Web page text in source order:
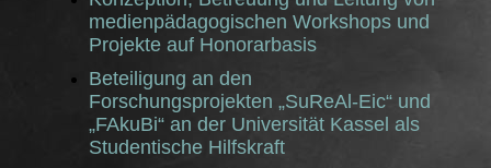
medienpädagogischen Workshops und
Projekte auf Honorarbasis
Beteiligung an den
Forschungsprojekten „SuReAl-Eic“ und
„FAkuBi“ an der Universität Kassel als
Studentische Hilfskraft